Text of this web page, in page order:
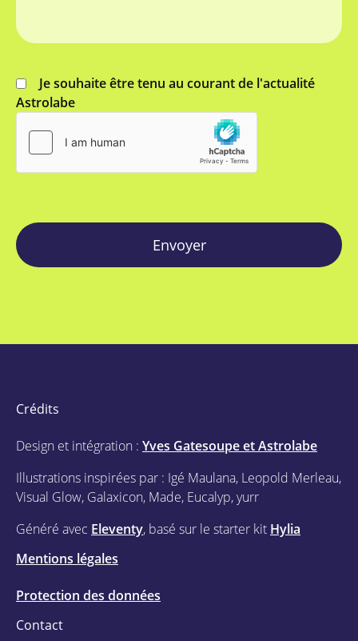
Je souhaite être tenu au courant de l'actualité
Astrolabe
Envoyer
Crédits
Design et intégration : Yves Gatesoupe et Astrolabe
Illustrations inspirées par : Igé Maulana, Leopold Merleau,
Visual Glow, Galaxicon, Made, Eucalyp, yurr
Généré avec Eleventy, basé sur le starter kit Hylia
Mentions légales
Protection des données
Contact